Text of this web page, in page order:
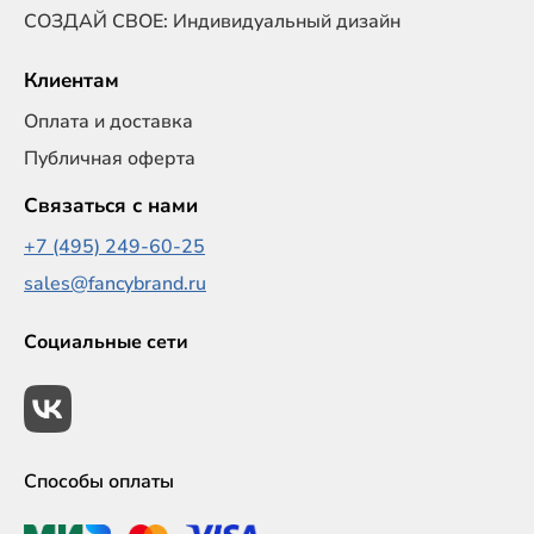
СОЗДАЙ СВОЕ: Индивидуальный дизайн
Клиентам
Оплата и доставка
Публичная оферта
Связаться с нами
+7 (495) 249-60-25
sales@fancybrand.ru
Социальные сети
Способы оплаты